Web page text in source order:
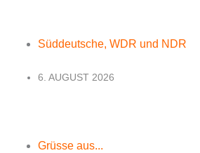
Süddeutsche, WDR und NDR
6. AUGUST 2026
Grüsse aus...